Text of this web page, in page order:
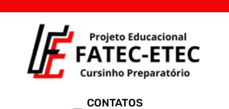
CONTATOS